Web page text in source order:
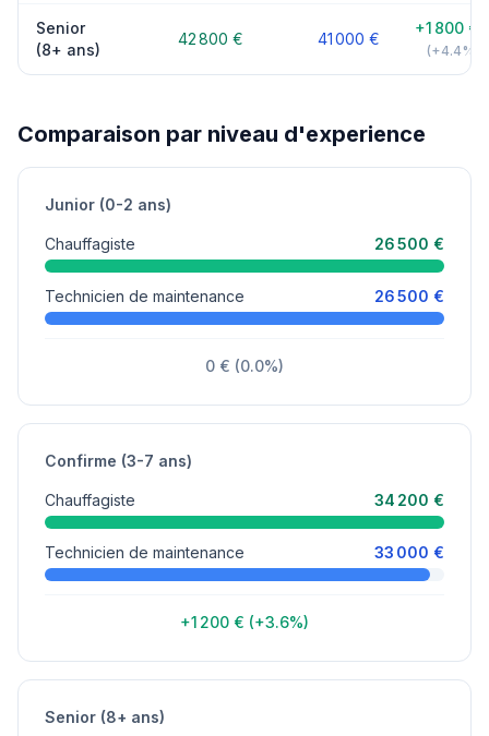
Senior
(8+ ans)
42 800 € 41 000 €
+1 800 €
(+4.4%)
Comparaison par niveau d'experience
Junior (0-2 ans)
Chauffagiste 26 500 €
Technicien de maintenance 26 500 €
0 € (0.0%)
Confirme (3-7 ans)
Chauffagiste 34 200 €
Technicien de maintenance 33 000 €
+1 200 € (+3.6%)
Senior (8+ ans)